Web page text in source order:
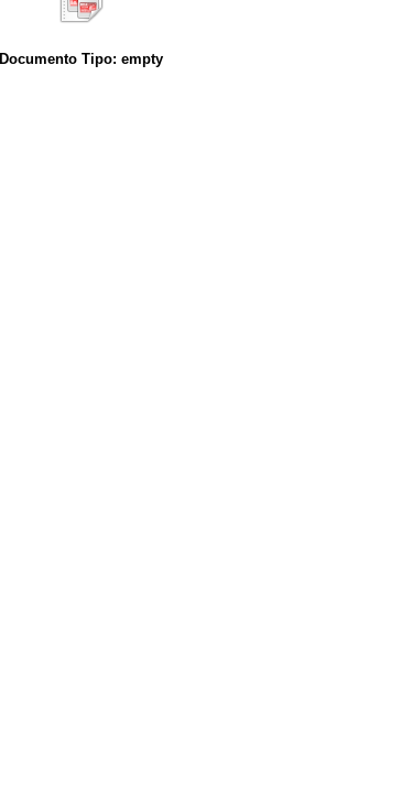
Documento Tipo: empty